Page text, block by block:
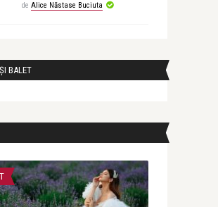
de Alice Năstase Buciuta
BALET